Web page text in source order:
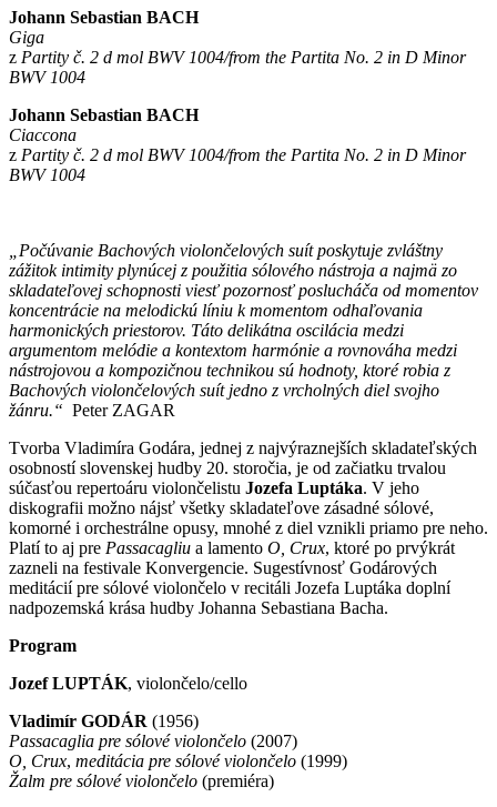
Johann Sebastian BACH
Giga
z Partity č. 2 d mol BWV 1004/from the Partita No. 2 in D Minor
BWV 1004
Johann Sebastian BACH
Ciaccona
z Partity č. 2 d mol BWV 1004/from the Partita No. 2 in D Minor
BWV 1004
„Počúvanie Bachových violončelových suít poskytuje zvláštny
zážitok intimity plynúcej z použitia sólového nástroja a najmä zo
skladateľovej schopnosti viesť pozornosť poslucháča od momentov
koncentrácie na melodickú líniu k momentom odhaľovania
harmonických priestorov. Táto delikátna oscilácia medzi
argumentom melódie a kontextom harmónie a rovnováha medzi
nástrojovou a kompozičnou technikou sú hodnoty, ktoré robia z
Bachových violončelových suít jedno z vrcholných diel svojho
žánru.“ Peter ZAGAR
Tvorba Vladimíra Godára, jednej z najvýraznejších skladateľských
osobností slovenskej hudby 20. storočia, je od začiatku trvalou
súčasťou repertoáru violončelistu Jozefa Luptáka. V jeho
diskografii možno nájsť všetky skladateľove zásadné sólové,
komorné i orchestrálne opusy, mnohé z diel vznikli priamo pre neho.
Platí to aj pre Passacagliu a lamento O, Crux, ktoré po prvýkrát
zazneli na festivale Konvergencie. Sugestívnosť Godárových
meditácií pre sólové violončelo v recitáli Jozefa Luptáka doplní
nadpozemská krása hudby Johanna Sebastiana Bacha.
Program
Jozef LUPTÁK, violončelo/cello
Vladimír GODÁR (1956)
Passacaglia pre sólové violončelo (2007)
O, Crux, meditácia pre sólové violončelo (1999)
Žalm pre sólové violončelo (premiéra)